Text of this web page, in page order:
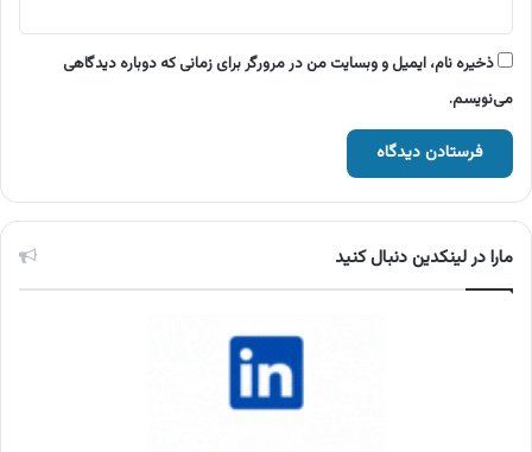
ذخیره نام، ایمیل و وبسایت من در مرورگر برای زمانی که دوباره دیدگاهی
می‌نویسم.
مارا در لینکدین دنبال کنید